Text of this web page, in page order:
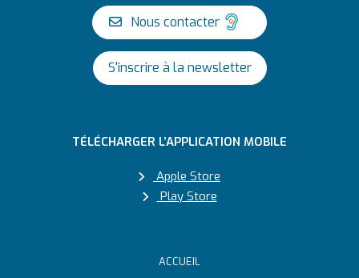
Nous contacter
S'inscrire à la newsletter
TÉLÉCHARGER L’APPLICATION MOBILE
Apple Store
Play Store
ACCUEIL